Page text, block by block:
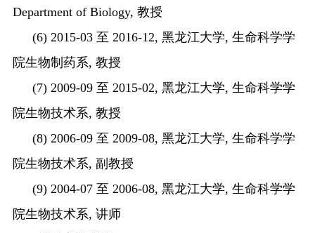
Department of Biology, 教授
(6) 2015-03 至 2016-12, 黑龙江大学, 生命科学学
院生物制药系, 教授
(7) 2009-09 至 2015-02, 黑龙江大学, 生命科学学
院生物技术系, 教授
(8) 2006-09 至 2009-08, 黑龙江大学, 生命科学学
院生物技术系, 副教授
(9) 2004-07 至 2006-08, 黑龙江大学, 生命科学学
院生物技术系, 讲师